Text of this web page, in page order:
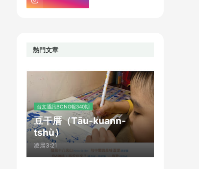
熱門文章
台文通訊BONG報340期
豆干厝（Tāu-kuann-
tshù）
凌晨3:21